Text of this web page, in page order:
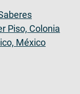
Piso, Colonia
México